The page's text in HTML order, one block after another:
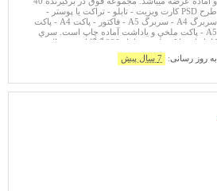
طرح PSD کارت ويزيت - تابلو - تراکت يا پوستر -
سربرگ A4 - سربرگ A5 - فاکتور - پاکت A4 - پاکت
A5 - پاکت ملخي و ياداشت آماده چاپ است. سري
کامل اين بانک طرح، شامل 230 گيگابايت در قالب
به روز رسانی: 7 سال پیش